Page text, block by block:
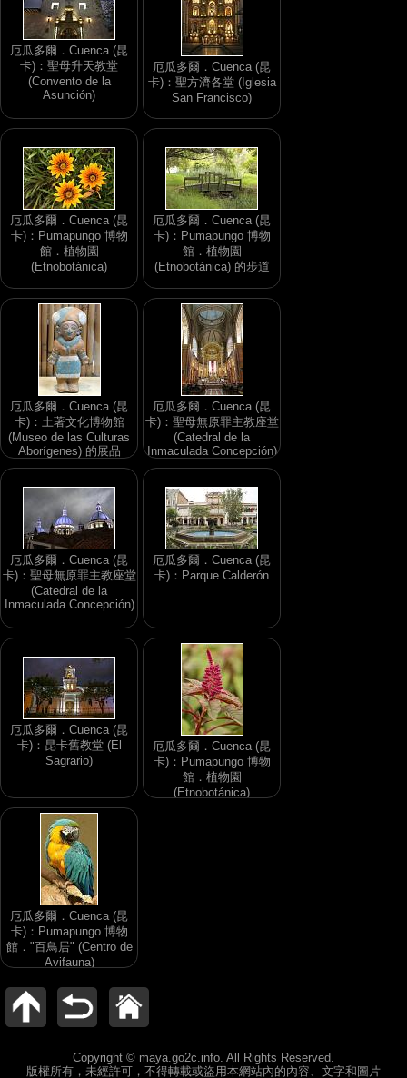
厄瓜多爾．Cuenca (昆
卡)：聖母升天教堂
(Convento de la
Asunción)
厄瓜多爾．Cuenca (昆
卡)：聖方濟各堂 (Iglesia
San Francisco)
厄瓜多爾．Cuenca (昆
卡)：Pumapungo 博物
館．植物園
(Etnobotánica)
厄瓜多爾．Cuenca (昆
卡)：Pumapungo 博物
館．植物園
(Etnobotánica) 的步道
厄瓜多爾．Cuenca (昆
卡)：土著文化博物館
(Museo de las Culturas
Aborígenes) 的展品
厄瓜多爾．Cuenca (昆
卡)：聖母無原罪主教座堂
(Catedral de la
Inmaculada Concepción)
厄瓜多爾．Cuenca (昆
卡)：聖母無原罪主教座堂
(Catedral de la
Inmaculada Concepción)
厄瓜多爾．Cuenca (昆
卡)：Parque Calderón
厄瓜多爾．Cuenca (昆
卡)：昆卡舊教堂 (El
Sagrario)
厄瓜多爾．Cuenca (昆
卡)：Pumapungo 博物
館．植物園
(Etnobotánica)
厄瓜多爾．Cuenca (昆
卡)：Pumapungo 博物
館．"百鳥居" (Centro de
Avifauna)
Copyright © maya.go2c.info. All Rights Reserved.
版權所有，未經許可，不得轉載或盜用本網站內的內容、文字和圖片